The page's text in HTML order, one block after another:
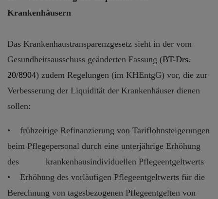
Krankenhäusern
Das Krankenhaustransparenzgesetz sieht in der vom
Gesundheitsausschuss geänderten Fassung (BT-Drs.
20/8904) zudem Regelungen (im KHEntgG) vor, die zur
Verbesserung der Liquidität der Krankenhäuser dienen
sollen:
• frühzeitige Refinanzierung von Tariflohnsteigerungen
beim Pflegepersonal durch eine unterjährige Erhöhung
des krankenhausindividuellen Pflegeentgeltwerts
• Erhöhung des vorläufigen Pflegeentgeltwerts für die
Berechnung von tagesbezogenen Pflegeentgelten von